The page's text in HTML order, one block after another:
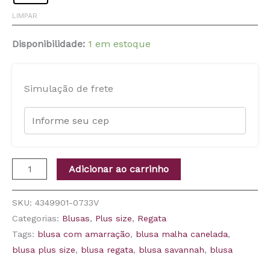
LIMPAR
Disponibilidade: 1 em estoque
Simulação de frete
Adicionar ao carrinho
SKU: 4349901-0733V
Categorias: Blusas, Plus size, Regata
Tags: blusa com amarração, blusa malha canelada,
blusa plus size, blusa regata, blusa savannah, blusa